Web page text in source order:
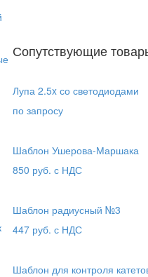
Сопутствующие
Лупа 2.5x со светодиодами
по запросу
Шаблон Ушерова-Маршака
850 руб. с НДС
Шаблон радиусный №3
447 руб. с НДС
Шаблон для контроля